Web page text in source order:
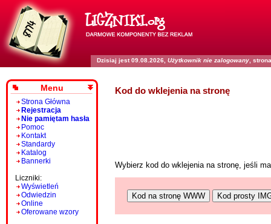
Dzisiaj jest 09.08.2026, Użytkownik nie zalogowany ,
Menu
Strona Główna
Rejestracja
Nie pamiętam hasła
Pomoc
Kontakt
Standardy
Katalog
Bannerki
Liczniki:
Wyświetleń
Odwiedzin
Online
Oferowane wzory
Kod do wklejenia na stronę
Wybierz kod do wklejenia na stronę, jeśli
Kod na stronę WWW Kod prosty